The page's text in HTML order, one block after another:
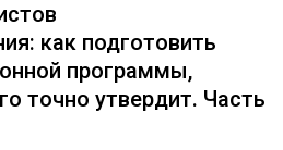
как подготовить
программы,
точно утвердит. Часть